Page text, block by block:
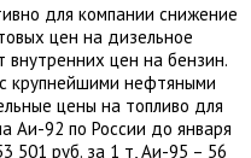
для компании снижение
цен на дизельное
внутренних цен на бензин.
крупнейшими нефтяными
цены на топливо для
Аи-92 по России до января
501 руб. за 1 т, Аи-95 – 56